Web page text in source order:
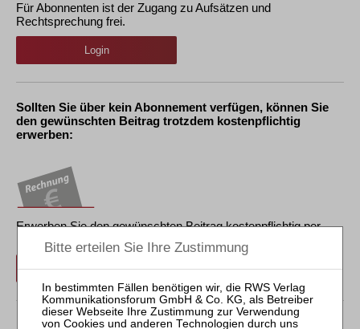
Für Abonnenten ist der Zugang zu Aufsätzen und
Rechtsprechung frei.
Login
Sollten Sie über kein Abonnement verfügen, können Sie
den gewünschten Beitrag trotzdem kostenpflichtig
erwerben:
Erwerben Sie den gewünschten Beitrag kostenpflichtig per
Rechnung.
Beitrag für 21,90 € inkl. 7 % MwSt. kaufen